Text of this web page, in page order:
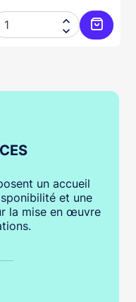
panier


un accueil
et une
la mise en œuvre